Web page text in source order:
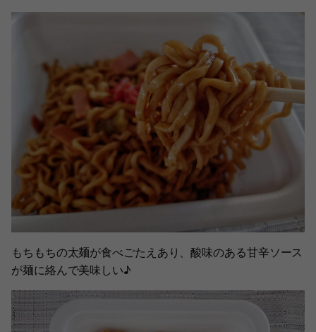
もちもちの太麺が食べごたえあり、酸味のある甘辛ソース
が麺に絡んで美味しい♪